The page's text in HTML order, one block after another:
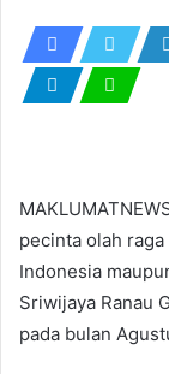
pecinta olah
Indonesia
Sriwijaya Ranau
pada bulan